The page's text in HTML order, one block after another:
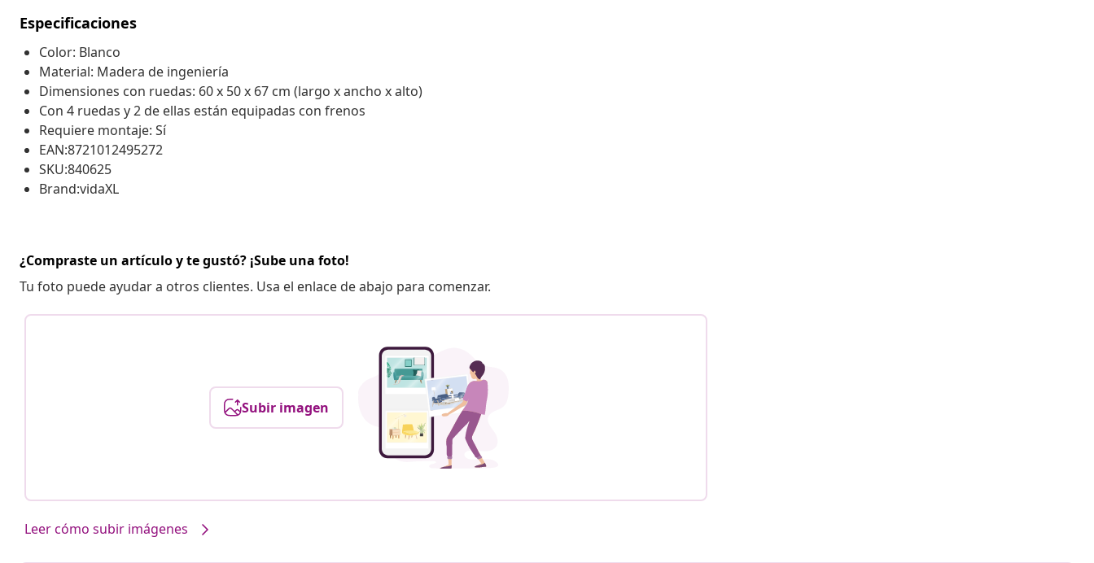
Especificaciones
Color: Blanco
Material: Madera de ingeniería
Dimensiones con ruedas: 60 x 50 x 67 cm (largo x ancho x alto)
Con 4 ruedas y 2 de ellas están equipadas con frenos
Requiere montaje: Sí
EAN:8721012495272
SKU:840625
Brand:vidaXL
¿Compraste un artículo y te gustó? ¡Sube una foto!
Tu foto puede ayudar a otros clientes. Usa el enlace de abajo para comenzar.
Subir imagen
Leer cómo subir imágenes